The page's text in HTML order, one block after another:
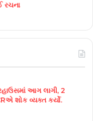
રચના
આગ લાગી, 2
શોક વ્યક્ત કર્યો.